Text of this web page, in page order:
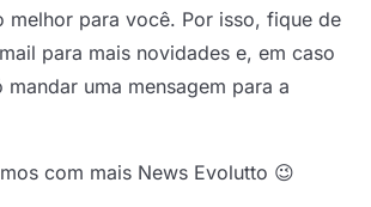
melhor para você. Por isso, fique de
para mais novidades e, em caso
uma mensagem para a
com mais News Evolutto 😉